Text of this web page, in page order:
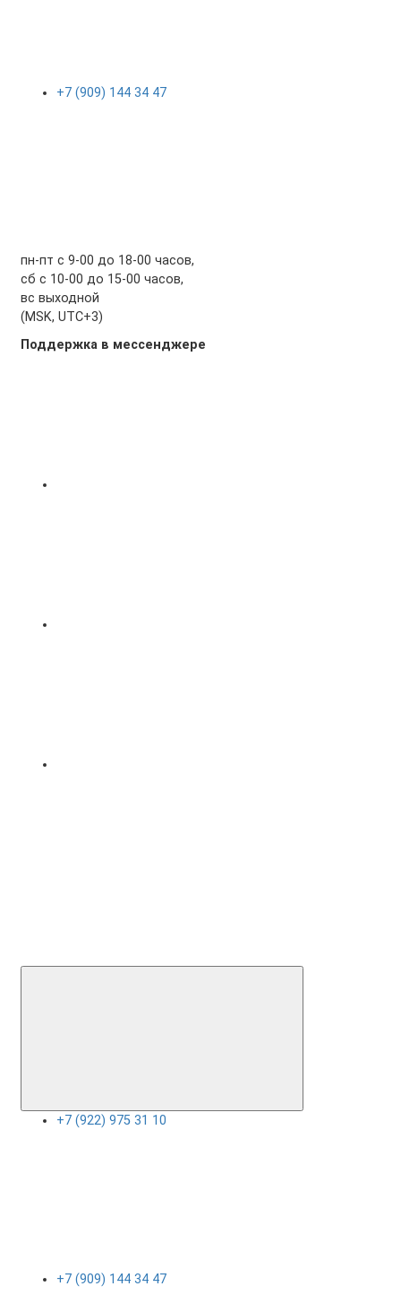
+7 (909) 144 34 47
пн-пт с 9-00 до 18-00 часов,
сб с 10-00 до 15-00 часов,
вс выходной
(MSK, UTC+3)
Поддержка в мессенджере
+7 (922) 975 31 10
+7 (909) 144 34 47